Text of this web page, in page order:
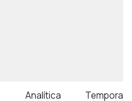
Analítica Temporal